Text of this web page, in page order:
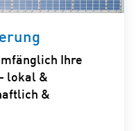
Ihre
lokal &
&